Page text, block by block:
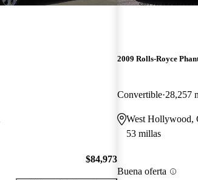
$84,973
2009 Rolls-Royce
Convertible 28,257
West Hollywood,
53 millas
Buena oferta